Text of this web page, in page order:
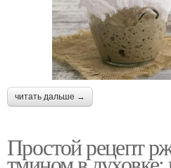
читать дальше →
Простой рецепт